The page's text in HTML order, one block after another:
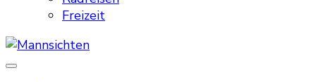
Freizeit
Mannsichten